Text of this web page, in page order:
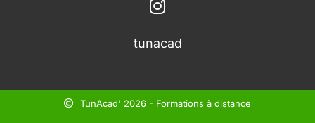
tunacad
TunAcad' 2026 - Formations à distance